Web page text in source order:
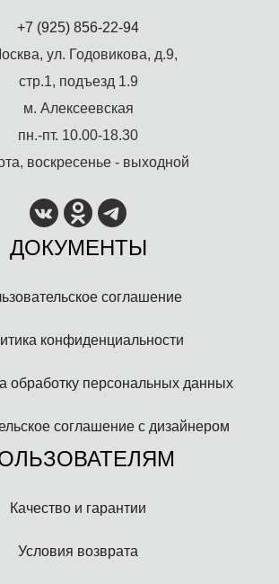
+7 (925) 856-22-94
ул. Годовикова, д.9,
стр.1, подъезд 1.9
м. Алексеевская
пн.-пт. 10.00-18.30
воскресенье - выходной
ДОКУМЕНТЫ
соглашение
конфиденциальности
обработку персональных данных
соглашение с дизайнером
Качество и гарантии
Условия возврата